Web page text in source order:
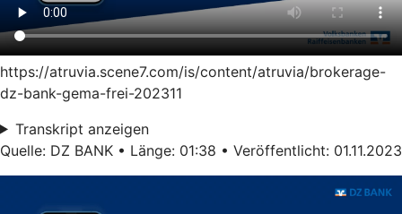
https://atruvia.scene7.com/is/content/atruvia/brokerage-
dz-bank-gema-frei-202311
Transkript anzeigen
Quelle: DZ BANK • Länge: 01:38 • Veröffentlicht: 01.11.2023